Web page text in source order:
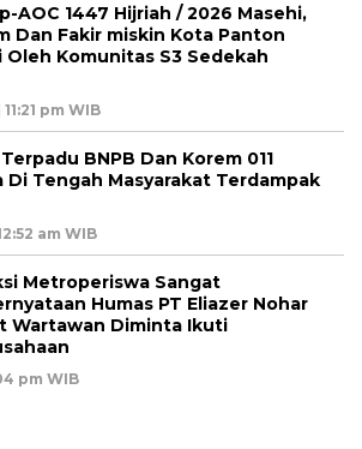
AOC 1447 Hijriah / 2026 Masehi,
Dan Fakir miskin Kota Panton
Oleh Komunitas S3 Sedekah
pm WIB
BNPB Dan Korem 011
Di Tengah Masyarakat Terdampak
am WIB
Metroperiswa Sangat
Humas PT Eliazer Nohar
Wartawan Diminta Ikuti
pm WIB